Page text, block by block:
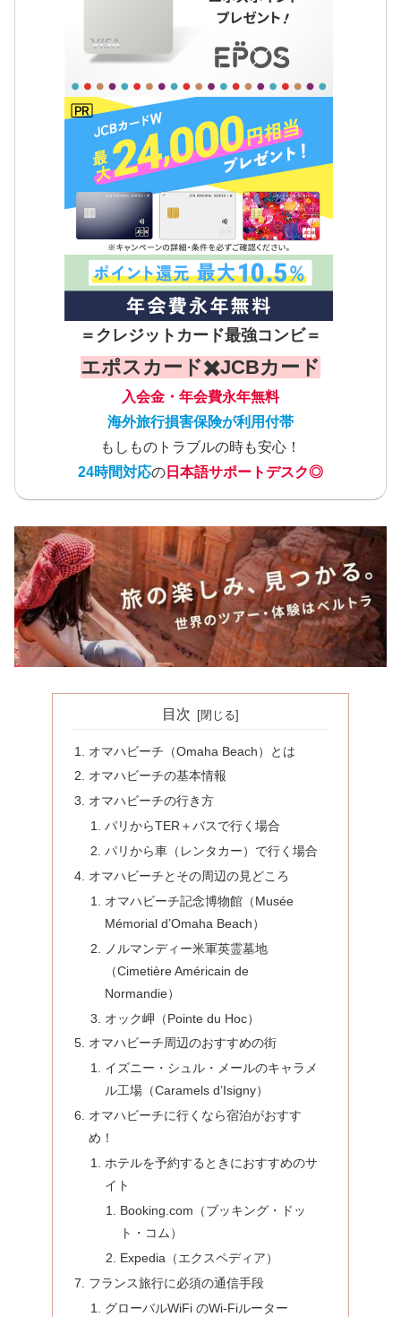
＝クレジットカード最強コンビ＝
エポスカード✖️JCBカード
入会金・年会費永年無料
海外旅行損害保険が利用付帯
もしものトラブルの時も安心！
24時間対応の 日本語サポートデスク◎
目次
オマハビーチ（Omaha Beach）とは
オマハビーチの基本情報
オマハビーチの行き方
パリからTER＋バスで行く場合
パリから車（レンタカー）で行く場合
オマハビーチとその周辺の見どころ
オマハビーチ記念博物館（Musée
Mémorial d’Omaha Beach）
ノルマンディー米軍英霊墓地
（Cimetière Américain de
Normandie）
オック岬（Pointe du Hoc）
オマハビーチ周辺のおすすめの街
イズニー・シュル・メールのキャラメ
ル工場（Caramels d’Isigny）
オマハビーチに行くなら宿泊がおすす
め！
ホテルを予約するときにおすすめのサ
イト
Booking.com（ブッキング・ドッ
ト・コム）
Expedia（エクスペディア）
フランス旅行に必須の通信手段
グローバルWiFi のWi-Fiルーター